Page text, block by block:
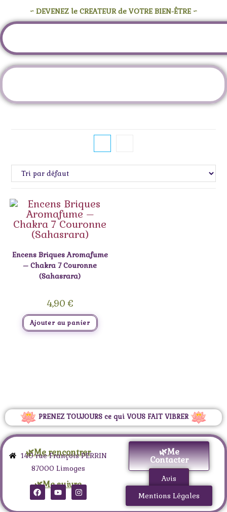
~ DEVENEZ le CREATEUR de VOTRE BIEN-ÊTRE ~
Encens Briques Aromafume
– Chakra 7 Couronne
(Sahasrara)
4,90€
Ajouter au panier
PRENEZ TOUJOURS ce qui VOUS FAIT VIBRER
🌿Me rencontrer
140 rue François PERRIN
87000 Limoges
🌿Me
Contacter
🌿Me suivre
Avis
Mentions Légales